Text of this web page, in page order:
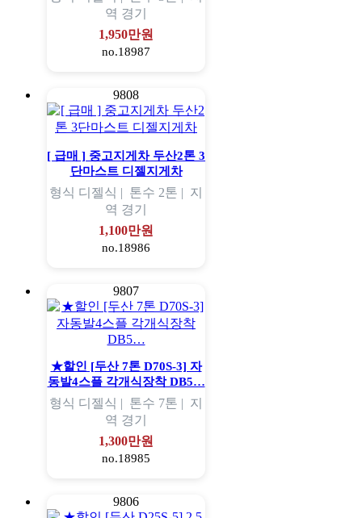
역 경기
1,950만원
no.18987
9808
[ 급매 ] 중고지게차 두산2톤 3
단마스트 디젤지게차
형식 디젤식 | 톤수 2톤 | 지
역 경기
1,100만원
no.18986
9807
★할인 [두산 7톤 D70S-3] 자
동발4스플 각개식장착 DB5…
형식 디젤식 | 톤수 7톤 | 지
역 경기
1,300만원
no.18985
9806